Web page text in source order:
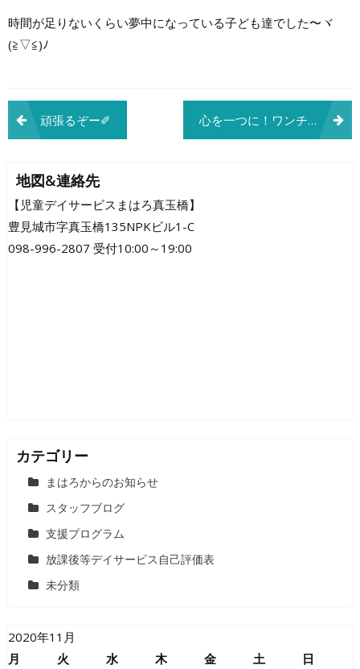
時間が足りないくらい夢中になっている子ども達でした〜ヾ
(≧▽≦)ﾉ
投
稿
ナ
ビ
ゲ
頑張るぞー✐ 心を一つに！ワンチーム！！
地図&連絡先
【児童デイサービスまはろ真玉橋】
豊見城市字真玉橋135NPKビル1-C
098-996-2807 受付10:00～19:00
カテゴリー
まはろからのお知らせ
スタッフブログ
支援プログラム
放課後等デイサービス自己評価表
未分類
2020年11月
月
火 水 木 金 土 日